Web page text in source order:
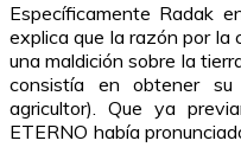
Específicamente Radak
explica que la razón por la
una maldición sobre la
consistía en obtener
agricultor). Que ya
ETERNO había